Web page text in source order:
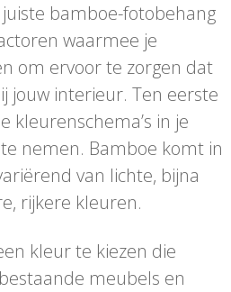
bamboe-fotobehang
waarmee je
om ervoor te zorgen dat
jouw interieur. Ten eerste
kleurenschema’s in je
nemen. Bamboe komt in
van lichte, bijna
rijkere kleuren.
kleur te kiezen die
meubels en